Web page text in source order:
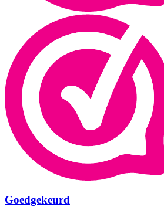
Goedgekeurd